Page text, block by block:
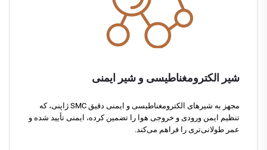
شیر الکترومغناطیسی و شیر ایمنی
مجهز به شیرهای الکترومغناطیسی و ایمنی دقیق SMC ژاپنی، که
تنظیم ایمن ورودی و خروجی هوا را تضمین کرده، ایمنی تأیید شده و
عمر طولانی‌تری را فراهم می‌کند.